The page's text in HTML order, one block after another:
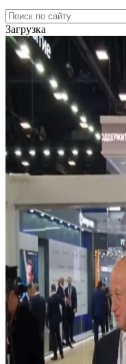
Загрузка